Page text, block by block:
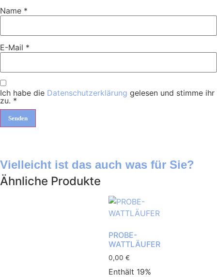
Name *
E-Mail *
Ich habe die Datenschutzerklärung gelesen und stimme ihr
zu. *
Vielleicht ist das auch was für Sie?
Ähnliche Produkte
PROBE-
WATTLÄUFER
0,00 €
Enthält 19%